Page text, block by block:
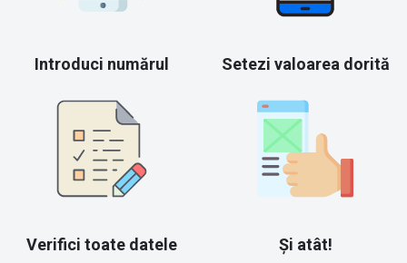
Introduci numărul Setezi valoarea dorită
Verifici toate datele Și atât!